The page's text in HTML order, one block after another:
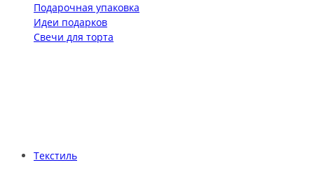
Подарочная упаковка
Идеи подарков
Свечи для торта
Текстиль